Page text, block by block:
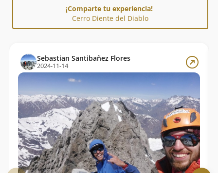
¡Comparte tu experiencia!
Cerro Diente del Diablo
Sebastian Santibañez Flores
2024-11-14